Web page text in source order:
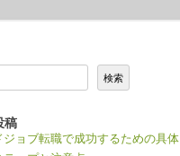
検索
稿
ジョブ転職で成功するための具体